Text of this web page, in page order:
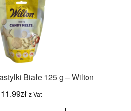
Białe 125 g – Wilton
11.99zł z Vat